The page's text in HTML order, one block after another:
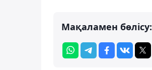
Мақаламен бөлісу: